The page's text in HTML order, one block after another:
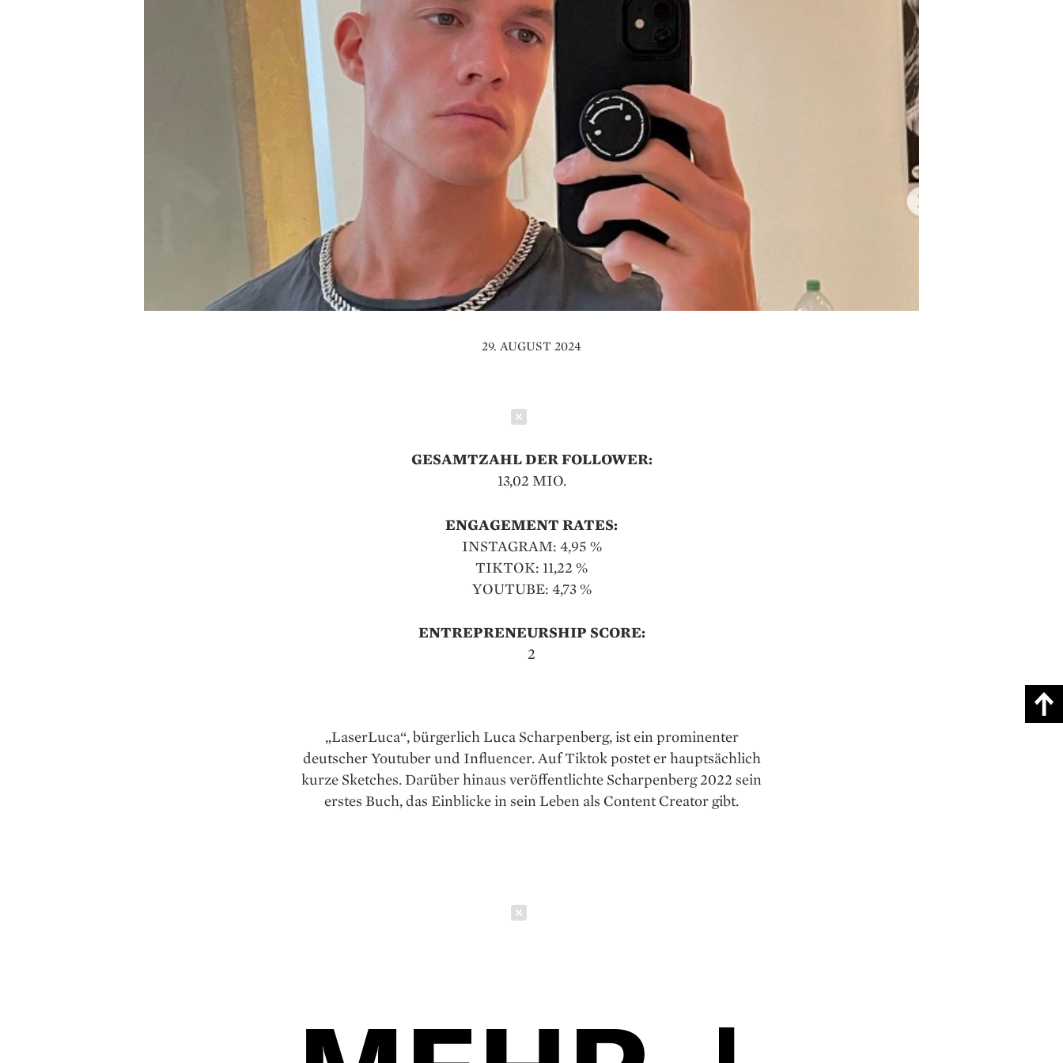
29. AUGUST 2024
GESAMTZAHL DER FOLLOWER:
13,02 MIO.
ENGAGEMENT RATES:
INSTAGRAM: 4,95 %
TIKTOK: 11,22 %
YOUTUBE: 4,73 %
ENTREPRENEURSHIP SCORE:
2
„LaserLuca“, bürgerlich Luca Scharpenberg, ist ein prominenter
deutscher Youtuber und Influencer. Auf Tiktok postet er hauptsächlich
kurze Sketches. Darüber hinaus veröffentlichte Scharpenberg 2022 sein
erstes Buch, das Einblicke in sein Leben als Content Creator gibt.